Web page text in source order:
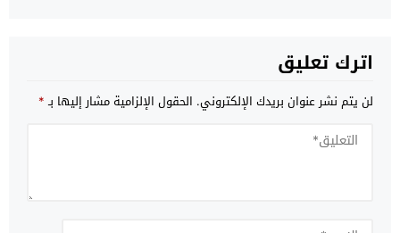
اترك تعليق
لن يتم نشر عنوان بريدك الإلكتروني. الحقول الإلزامية مشار إليها بـ*